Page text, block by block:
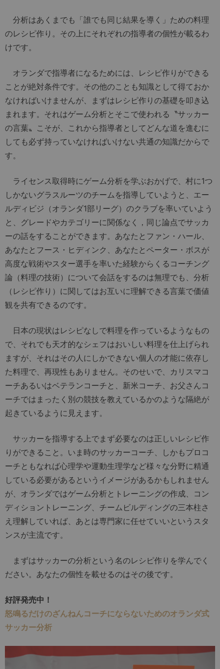
分析はあくまでも「誰でも同じ結果を導く」ための料理
のレシピ作り。その上にそれぞれの指導者の個性が載るわ
けです。
オランダで指導者になるためには、レシピ作りができる
ことが絶対条件です。その他のことも知識として得ておか
なければいけませんが、まずはレシピ作りの基礎を叩き込
まれます。それはゲーム分析とそこで使われる〝サッカー
の言葉〟こそが、これから指導者としてどんな道を進むに
しても必ず持っていなければいけない共通の知識だからで
す。
ライセンス取得時にゲーム分析を学ぶおかげで、村に1つ
しかないグラスルーツのチームを指導していようと、エー
ルディビジ（オランダ1部リーグ）のクラブを率いていよう
と、グレードやカテゴリーに関係なく，同じ論点でサッカ
ーの話をすることができます。あなたとファン・ハール、
あなたとフース・ヒディンク、あなたとペーター・ボスが
高度な戦術やスター選手を率いた経験からくるコーチング
論（料理の技術）について会話をするのは無理でも、分析
（レシピ作り）に関してはお互いに理解できる言葉で価値
観を共有できるのです。
日本の現状はレシピなしで料理を作っているようなもの
で、それでも天才的なシェフはおいしい料理を仕上げられ
ますが、それはその人にしかできない個人の才能に依存し
た料理で、再現性もありません。そのせいで、カリスマコ
ーチあるいはベテランコーチと、新米コーチ、お父さんコ
ーチではまったく別の競技を教えているかのような隔絶が
起きているように見えます。
サッカーを指導する上でまず必要なのは正しいレシピ作
りができること。いま時のサッカーコーチ、しかもプロコ
ーチともなれば心理学や運動生理学など様々な分野に精通
している必要があるというイメージがあるかもしれません
が、オランダではゲーム分析とトレーニングの作成、コン
ディショントレーニング、チームビルディングの三本柱さ
え理解していれば、あとは専門家に任せていいというスタ
ンスが主流です。
まずはサッカーの分析という名のレシピ作りを学んでく
ださい。あなたの個性を載せるのはその後です。
好評発売中！
怒鳴るだけのざんねんコーチにならないためのオランダ式
サッカー分析